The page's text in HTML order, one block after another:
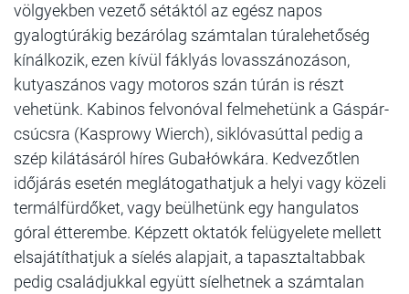
völgyekben vezető sétáktól az egész napos
gyalogtúrákig bezárólag számtalan túralehetőség
kínálkozik, ezen kívül fáklyás lovasszánozáson,
kutyaszános vagy motoros szán túrán is részt
vehetünk. Kabinos felvonóval felmehetünk a Gáspár-
csúcsra (Kasprowy Wierch), siklóvasúttal pedig a
szép kilátásáról híres Gubałówkára. Kedvezőtlen
időjárás esetén meglátogathatjuk a helyi vagy közeli
termálfürdőket, vagy beülhetünk egy hangulatos
góral étterembe. Képzett oktatók felügyelete mellett
elsajátíthatjuk a síelés alapjait, a tapasztaltabbak
pedig családjukkal együtt síelhetnek a számtalan